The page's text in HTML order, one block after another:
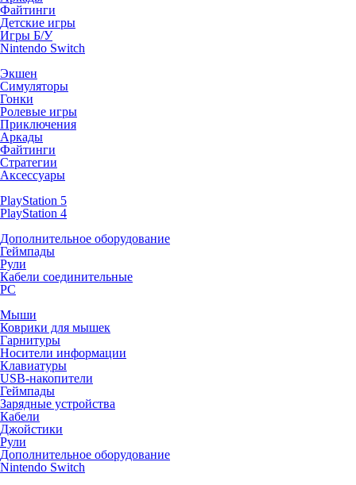
Файтинги
Детские игры
Игры Б/У
Nintendo Switch
Экшен
Симуляторы
Гонки
Ролевые игры
Приключения
Аркады
Файтинги
Стратегии
Аксессуары
PlayStation 5
PlayStation 4
Дополнительное оборудование
Геймпады
Рули
Кабели соединительные
PC
Мыши
Коврики для мышек
Гарнитуры
Носители информации
Клавиатуры
USB-накопители
Геймпады
Зарядные устройства
Кабели
Джойстики
Рули
Дополнительное оборудование
Nintendo Switch